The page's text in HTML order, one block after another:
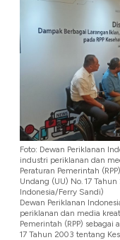
Foto: Dewan Periklanan
industri periklanan dan
Peraturan Pemerintah
Undang (UU) No. 17
Indonesia/Ferry Sandi)
Dewan Periklanan
periklanan dan media
Pemerintah (RPP)
17 Tahun 2003 tentang